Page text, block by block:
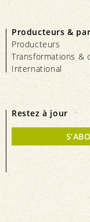
Producteurs &
Producteurs
Transformations &
International
Restez à jour